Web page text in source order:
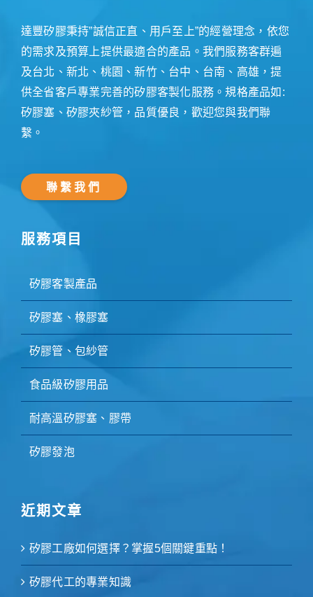
達豐矽膠秉持”誠信正直、用戶至上”的經營理念，依您
的需求及預算上提供最適合的產品。我們服務客群遍
及台北、新北、桃園、新竹、台中、台南、高雄，提
供全省客戶專業完善的矽膠客製化服務。規格產品如:
矽膠塞、矽膠夾紗管，品質優良，歡迎您與我們聯
繫。
聯繫我們
服務項目
矽膠客製產品
矽膠塞、橡膠塞
矽膠管、包紗管
食品級矽膠用品
耐高溫矽膠塞、膠帶
矽膠發泡
近期文章
矽膠工廠如何選擇？掌握5個關鍵重點！
矽膠代工的專業知識